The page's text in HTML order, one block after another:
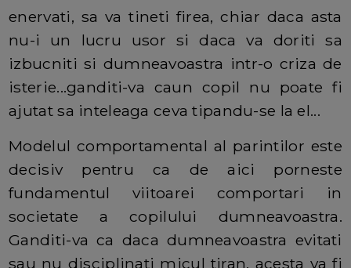
enervati, sa va tineti firea, chiar daca asta
nu-i un lucru usor si daca va doriti sa
izbucniti si dumneavoastra intr-o criza de
isterie...ganditi-va caun copil nu poate fi
ajutat sa inteleaga ceva tipandu-se la el...
Modelul comportamental al parintilor este
decisiv pentru ca de aici porneste
fundamentul viitoarei comportari in
societate a copilului dumneavoastra.
Ganditi-va ca daca dumneavoastra evitati
sau nu disciplinati micul tiran, acesta va fi